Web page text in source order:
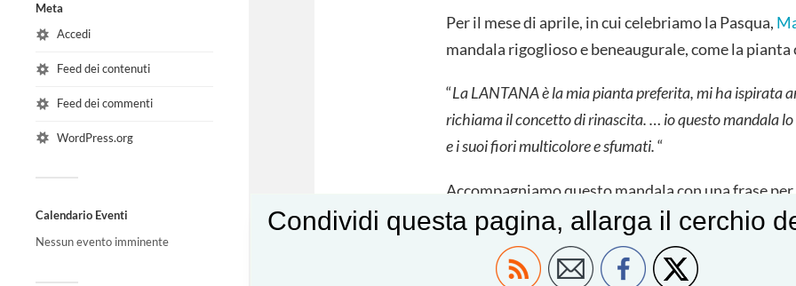
Meta
Accedi
Feed dei contenuti
Feed dei commenti
WordPress.org
Calendario Eventi
Nessun evento imminente
Per il mese di aprile, in cui celebriamo la Pasqua,
mandala rigoglioso e beneaugurale, come la
“La LANTANA è la mia pianta preferita, mi ha ispirata
richiama il concetto di rinascita. … io questo mandala
e i suoi fiori multicolore e sfumati.“
Accompagniamo questo mandala con una frase
Sto aspettando
Condividi questa pagina, allarga il cerchio